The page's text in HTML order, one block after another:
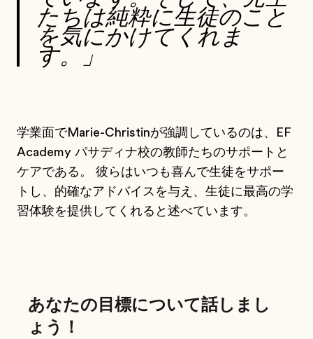
たちは純粋に生徒のこと
を気にかけてくれま
す。」
学業面でMarie-Christinが強調しているのは、EF
Academy パサディナ校の教師たちのサポートと
ケアである。 彼らはいつも喜んで生徒をサポー
トし、的確なアドバイスを与え、生徒に最高の学
習体験を提供してくれると述べています。
あなたの目標について話しまし
ょう！